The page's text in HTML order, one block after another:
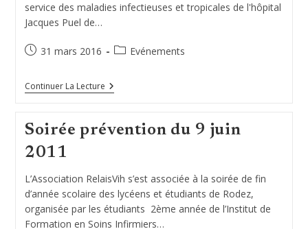
service des maladies infectieuses et tropicales de l'hôpital
Jacques Puel de…
Publication
31 mars 2016
PostEvénements
Continuer La LectureConférence/débat
Soirée prévention du 9 juin
2011
L’Association RelaisVih s’est associée à la soirée de fin
d’année scolaire des lycéens et étudiants de Rodez,
organisée par les étudiants 2ème année de l’Institut de
Formation en Soins Infirmiers…